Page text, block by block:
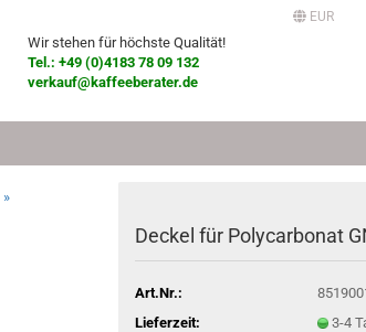
EUR
Suche...
Wir stehen für höchste Qualität!
Tel.: +49 (0)4183 78 09 132
verkauf@kaffeeberater.de
»
Deckel für Polycarbonat
Art.Nr.:
Lieferzeit:
3-4